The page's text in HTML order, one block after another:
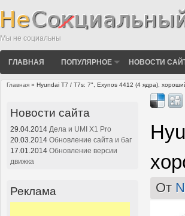
Мы не социальны
ГЛАВНАЯ ПОПУЛЯРНОЕ НОВОСТИ
Главная » Hyundai T7 / T7s: 7", Exynos 4412 (4 ядра),
От
Новости сайта
29.04.2014 Дела и UMI X1 Pro
20.03.2014 Обновление сайта и баг
17.01.2014 Обновление версии
движка
Реклама